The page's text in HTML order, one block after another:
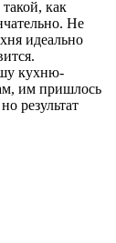
как
Не
идеально
кухню-
им пришлось
результат